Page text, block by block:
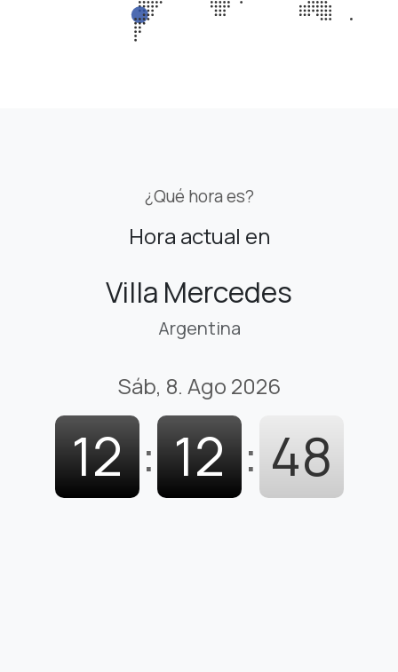
¿Qué hora es?
Hora actual en
Villa Mercedes
Argentina
Sáb, 8. Ago 2026
12 : 12 : 49